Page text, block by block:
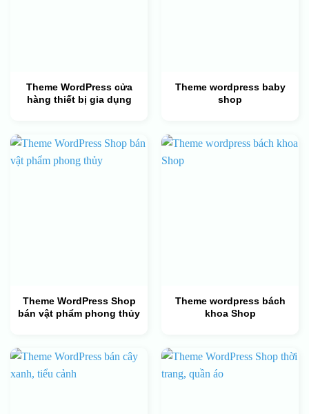
Theme WordPress cửa
hàng thiết bị gia dụng
Theme wordpress baby
shop
Theme WordPress Shop
bán vật phẩm phong thủy
Theme wordpress bách
khoa Shop